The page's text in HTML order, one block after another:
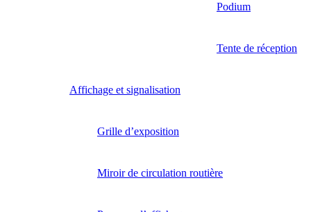
Podium
Tente de réception
Affichage et signalisation
Grille d’exposition
Miroir de circulation routière